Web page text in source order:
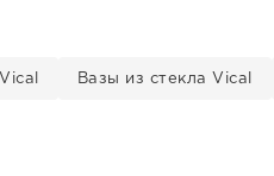
Вазы из стекла Vical